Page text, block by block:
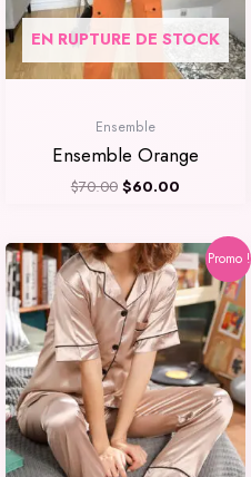
EN RUPTURE DE STOCK
Ensemble
Ensemble Orange
$70.00 $60.00
Promo !
Le
prix
initial
était :
$95.00.
Le
prix
actuel
est :
$60.00.